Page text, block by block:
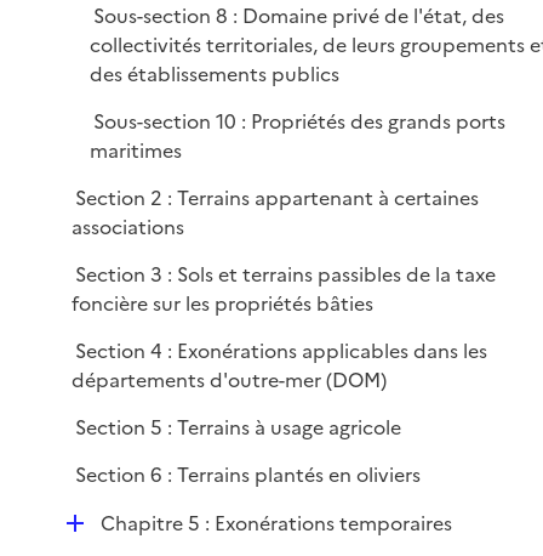
Sous-section 8 : Domaine privé de l'état, des
collectivités territoriales, de leurs groupements
des établissements publics
Sous-section 10 : Propriétés des grands ports
maritimes
Section 2 : Terrains appartenant à certaines
associations
Section 3 : Sols et terrains passibles de la taxe
foncière sur les propriétés bâties
Section 4 : Exonérations applicables dans les
départements d'outre-mer (DOM)
Section 5 : Terrains à usage agricole
Section 6 : Terrains plantés en oliviers
DChapitre 5 : Exonérations temporaires